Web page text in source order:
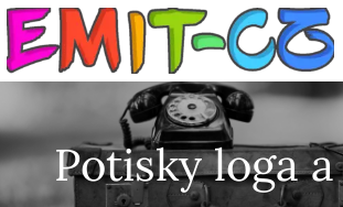
Potisky loga